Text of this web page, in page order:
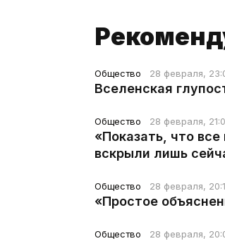
Общество 28 февраля,
Вселенская
Общество 28 февраля,
«Показать, что
вскрыли лишь
Общество 28 февраля,
«Простое
Общество 28 февраля,